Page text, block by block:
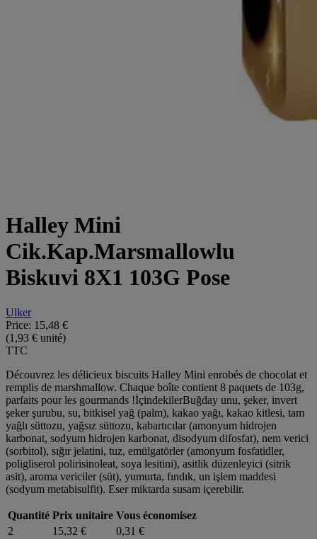
Halley Mini
Cik.Kap.Marsmallowlu
Biskuvi 8X1 103G Pose
Ulker
Price: 15,48 €
(1,93 € unité)
TTC
Découvrez les délicieux biscuits Halley Mini enrobés de chocolat et
remplis de marshmallow. Chaque boîte contient 8 paquets de 103g,
parfaits pour les gourmands !İçindekilerBuğday unu, şeker, invert
şeker şurubu, su, bitkisel yağ (palm), kakao yağı, kakao kitlesi, tam
yağlı süttozu, yağsız süttozu, kabartıcılar (amonyum hidrojen
karbonat, sodyum hidrojen karbonat, disodyum difosfat), nem verici
(sorbitol), sığır jelatini, tuz, emülgatörler (amonyum fosfatidler,
poligliserol polirisinoleat, soya lesitini), asitlik düzenleyici (sitrik
asit), aroma vericiler (süt), yumurta, fındık, un işlem maddesi
(sodyum metabisulfit). Eser miktarda susam içerebilir.
Quantité Prix unitaire Vous économisez
2
15,32 €
0,31 €